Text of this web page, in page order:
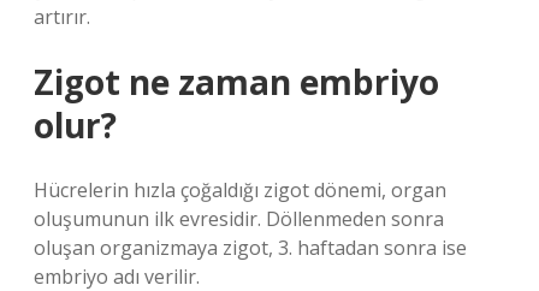
artırır.
Zigot ne zaman embriyo
olur?
Hücrelerin hızla çoğaldığı zigot dönemi, organ
oluşumunun ilk evresidir. Döllenmeden sonra
oluşan organizmaya zigot, 3. haftadan sonra ise
embriyo adı verilir.